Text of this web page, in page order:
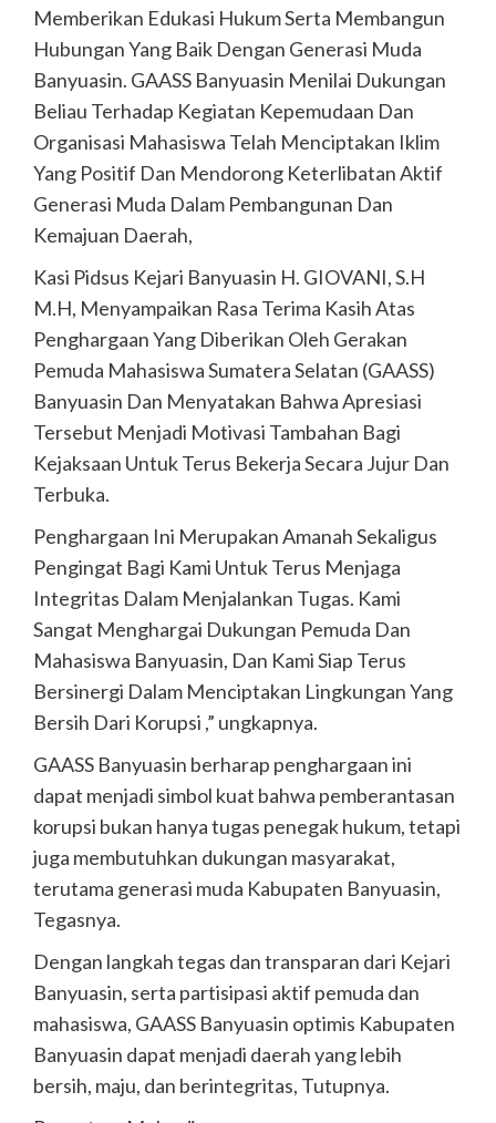
Memberikan Edukasi Hukum Serta Membangun
Hubungan Yang Baik Dengan Generasi Muda
Banyuasin. GAASS Banyuasin Menilai Dukungan
Beliau Terhadap Kegiatan Kepemudaan Dan
Organisasi Mahasiswa Telah Menciptakan Iklim
Yang Positif Dan Mendorong Keterlibatan Aktif
Generasi Muda Dalam Pembangunan Dan
Kemajuan Daerah,
Kasi Pidsus Kejari Banyuasin H. GIOVANI, S.H
M.H, Menyampaikan Rasa Terima Kasih Atas
Penghargaan Yang Diberikan Oleh Gerakan
Pemuda Mahasiswa Sumatera Selatan (GAASS)
Banyuasin Dan Menyatakan Bahwa Apresiasi
Tersebut Menjadi Motivasi Tambahan Bagi
Kejaksaan Untuk Terus Bekerja Secara Jujur Dan
Terbuka.
Penghargaan Ini Merupakan Amanah Sekaligus
Pengingat Bagi Kami Untuk Terus Menjaga
Integritas Dalam Menjalankan Tugas. Kami
Sangat Menghargai Dukungan Pemuda Dan
Mahasiswa Banyuasin, Dan Kami Siap Terus
Bersinergi Dalam Menciptakan Lingkungan Yang
Bersih Dari Korupsi ,” ungkapnya.
GAASS Banyuasin berharap penghargaan ini
dapat menjadi simbol kuat bahwa pemberantasan
korupsi bukan hanya tugas penegak hukum, tetapi
juga membutuhkan dukungan masyarakat,
terutama generasi muda Kabupaten Banyuasin,
Tegasnya.
Dengan langkah tegas dan transparan dari Kejari
Banyuasin, serta partisipasi aktif pemuda dan
mahasiswa, GAASS Banyuasin optimis Kabupaten
Banyuasin dapat menjadi daerah yang lebih
bersih, maju, dan berintegritas, Tutupnya.